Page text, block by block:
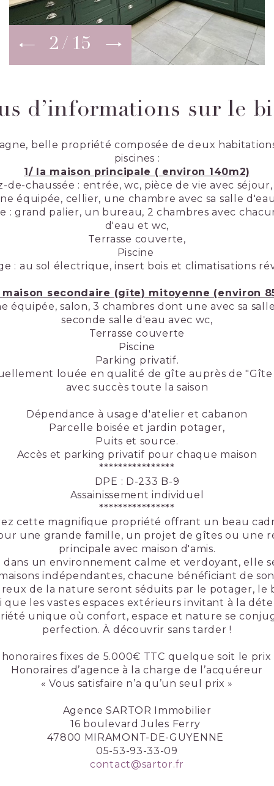
2 15
d’informations sur le
belle propriété composée de deux
piscines :
1/ la maison principale ( environ 140m2)
chaussée : entrée, wc, pièce de vie avec
équipée, cellier, une chambre avec sa salle
: grand palier, un bureau, 2 chambres avec
d'eau et wc,
Terrasse couverte,
Piscine
: au sol électrique, insert bois et climatisations
maison secondaire (gîte) mitoyenne (environ
équipée, salon, 3 chambres dont une avec sa
seconde salle d'eau avec wc,
Terrasse couverte
Piscine
Parking privatif.
louée en qualité de gîte auprès de "Gîte
avec succès toute la saison
Dépendance à usage d'atelier et cabanon
Parcelle boisée et jardin potager,
Puits et source.
Accès et parking privatif pour chaque maison
****************
DPE : D-233 B-9
Assainissement individuel
****************
cette magnifique propriété offrant un beau
une grande famille, un projet de gîtes ou une
principale avec maison d'amis.
un environnement calme et verdoyant, elle
indépendantes, chacune bénéficiant de
de la nature seront séduits par le potager, le
que les vastes espaces extérieurs invitant à la
unique où confort, espace et nature se
perfection. À découvrir sans tarder !
honoraires fixes de 5.000€ TTC quelque soit le
Honoraires d’agence à la charge de l’acquéreur
« Vous satisfaire n’a qu’un seul prix »
Agence SARTOR Immobilier
16 boulevard Jules Ferry
47800 MIRAMONT-DE-GUYENNE
05-53-93-33-09
contact@sartor.fr